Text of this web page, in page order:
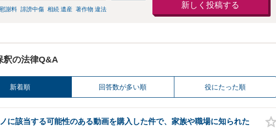
謝料 誹謗中傷 相続 遺産 著作物 違法 新しく投稿する
釈の法律Q&A
新着順 回答数が多い順 役にたった順
に該当する可能性のある動画を購入した件で、家族や職場に知られた